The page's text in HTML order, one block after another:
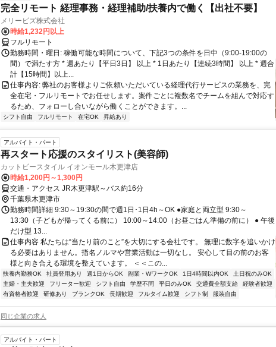
完全リモート 経理事務・経理補助/扶養内で働く【出社不要】
メリービズ株式会社
時給1,232円以上
フルリモート
勤務時間・曜日: 稼働可能な時間について、下記3つの条件を日中（9:00-19:00の
間）で満たす方 * 週あたり【平日3日】 以上 * 1日あたり【連続3時間】 以上 * 週合
計【15時間】以上...
仕事内容: 弊社のお客様よりご依頼いただいている経理代行サービスの業務を、完
全在宅・フルリモートでお任せします。案件ごとに複数名でチームを組んで対応す
るため、フォローし合いながら働くことができます。...
シフト自由 フルリモート 在宅OK 昇給あり
アルバイト・パート
再スタート応援のスタイリスト(美容師)
カットビースタイル イオンモール木更津店
時給1,200円～1,300円
交通・アクセス JR木更津駅～バス約16分
千葉県木更津市
勤務時間詳細 9:30～19:30の間で週1日･1日4h～OK ●家庭と両立型 9:30～
13:30（子どもが帰ってくる前に） 10:00～14:00（お昼ごはん準備の前に） ● 午後
だけ型 13...
仕事内容 私たちは“当たり前のこと”を大切にする会社です。 無理に数字を追いかけ
る必要はありません。指名ノルマや営業活動は一切なし。 安心して目の前のお客
様と向き合える環境を整えています。 ＜＜この...
扶養内勤務OK 社員登用あり 週1日からOK 副業・WワークOK 1日4時間以内OK
土日祝のみOK
主婦・主夫歓迎
フリーター歓迎 シフト自由 学歴不問 平日のみOK 交通費全額支給
経験者歓迎
有資格者歓迎
研修あり ブランクOK 長期歓迎 フルタイム歓迎 シフト制 服装自由
同じ企業の求人
アルバイト・パート